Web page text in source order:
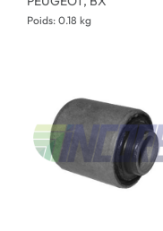
Poids: 0.18 kg